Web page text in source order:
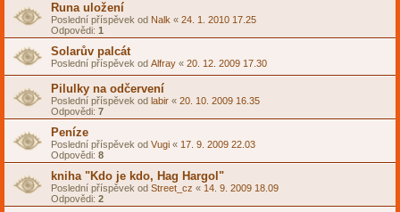
Runa uložení
Poslední příspěvek od Nalk « 24. 1. 2010 17.25
Odpovědi: 1
Solarův palcát
Poslední příspěvek od Alfray « 20. 12. 2009 17.30
Pilulky na odčervení
Poslední příspěvek od labir « 20. 10. 2009 16.35
Odpovědi: 7
Peníze
Poslední příspěvek od Vugi « 17. 9. 2009 22.03
Odpovědi: 8
kniha "Kdo je kdo, Hag Hargol"
Poslední příspěvek od Street_cz « 14. 9. 2009 18.09
Odpovědi: 2